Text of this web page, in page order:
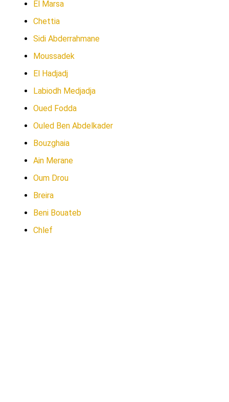
El Marsa
Chettia
Sidi Abderrahmane
Moussadek
El Hadjadj
Labiodh Medjadja
Oued Fodda
Ouled Ben Abdelkader
Bouzghaia
Ain Merane
Oum Drou
Breira
Beni Bouateb
Chlef